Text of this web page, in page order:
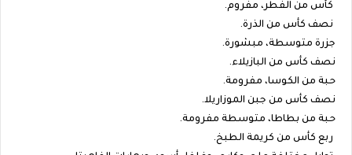
كأس من الفطر، مفروم.
نصف كأس من الذرة.
جزرة متوسطة، مبشورة.
نصف كأس من البازيلاء.
حبة من الكوسا، مفرومة.
نصف كأس من جبن الموزاريلا.
حبة من بطاطا، متوسطة مفرومة.
ربع كأس من كريمة الطبخ.